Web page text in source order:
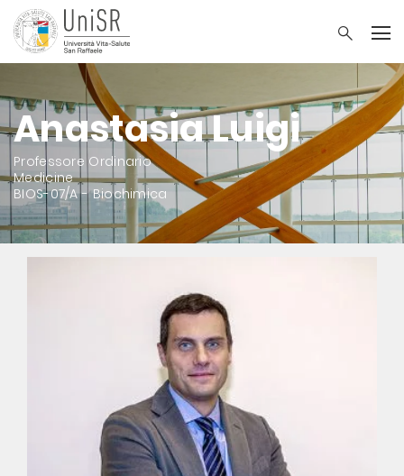
Anastasia Luigi
Professore Ordinario
Medicine
BIOS-07/A - Biochimica